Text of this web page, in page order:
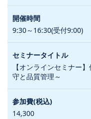
9:30～16:30(受付9:00)
【オンラインセミナー
守と品質管理～
14,300